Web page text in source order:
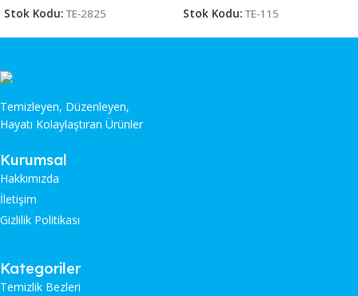
Stok Kodu: TE-2825 Stok Kodu: TE-115
Temizleyen, Düzenleyen,
Hayatı Kolaylaştıran Ürünler
Kurumsal
Hakkımızda
İletişim
Gizlilik Politikası
Kategoriler
Temizlik Bezleri